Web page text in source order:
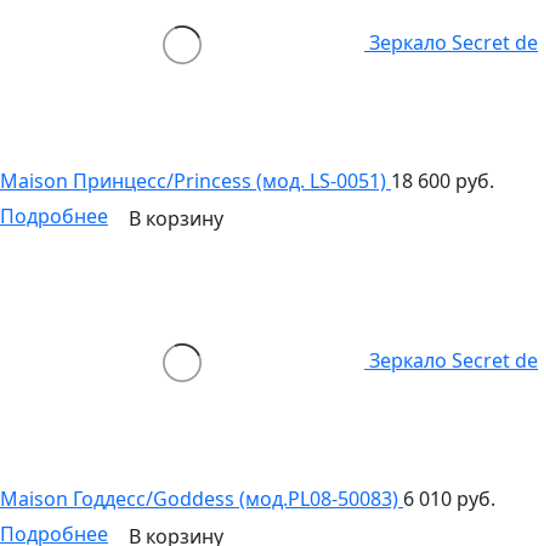
Зеркало Secret de
Maison Принцесс/Princess (мод. LS-0051) 18 600 руб.
Подробнее
В корзину
Зеркало Secret de
Maison Годдесс/Goddess (мод.PL08-50083) 6 010 руб.
Подробнее
В корзину